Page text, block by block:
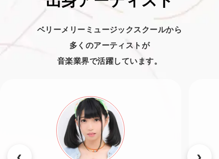
ベリーメリーミュージックスクールから
多くのアーティストが
音楽業界で活躍しています。